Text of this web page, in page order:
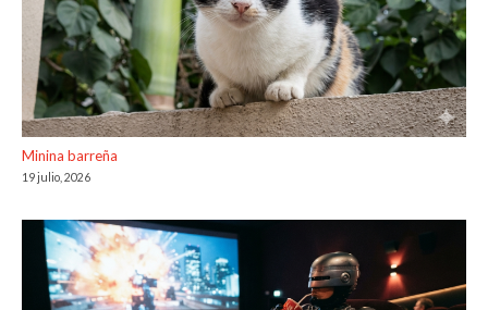
Minina barreña
19 julio, 2026